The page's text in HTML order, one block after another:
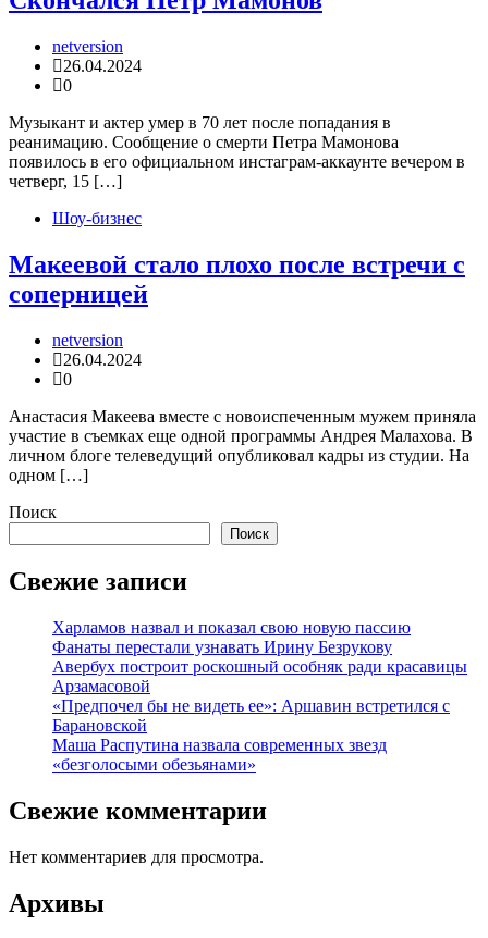
netversion
26.04.2024
0
Музыкант и актер умер в 70 лет после попадания в
реанимацию. Сообщение о смерти Петра Мамонова
появилось в его официальном инстаграм-аккаунте вечером в
четверг, 15 […]
Шоу-бизнес
Макеевой стало плохо после встречи с
соперницей
netversion
26.04.2024
0
Анастасия Макеева вместе с новоиспеченным мужем приняла
участие в съемках еще одной программы Андрея Малахова. В
личном блоге телеведущий опубликовал кадры из студии. На
одном […]
Поиск
Поиск
Свежие записи
Харламов назвал и показал свою новую пассию
Фанаты перестали узнавать Ирину Безрукову
Авербух построит роскошный особняк ради красавицы
Арзамасовой
«Предпочел бы не видеть ее»: Аршавин встретился с
Барановской
Маша Распутина назвала современных звезд
«безголосыми обезьянами»
Свежие комментарии
Нет комментариев для просмотра.
Архивы